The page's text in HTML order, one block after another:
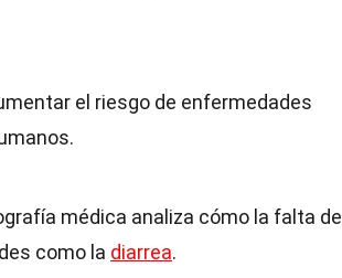
el riesgo de enfermedades
médica analiza cómo la falta de
como la diarrea.